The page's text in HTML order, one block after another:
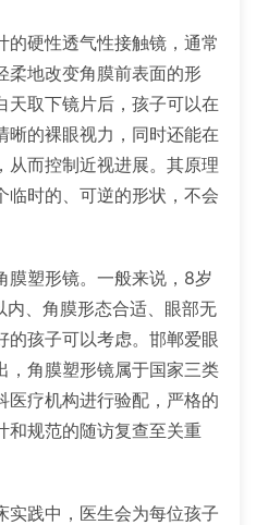
的硬性透气性接触镜，通常
柔地改变角膜前表面的形
天取下镜片后，孩子可以在
晰的裸眼视力，同时还能在
从而控制近视进展。其原理
临时的、可逆的形状，不会
膜塑形镜。一般来说，8岁
、角膜形态合适、眼部无
的孩子可以考虑。邯郸爱眼
，角膜塑形镜属于国家三类
医疗机构进行验配，严格的
和规范的随访复查至关重
实践中，医生会为每位孩子